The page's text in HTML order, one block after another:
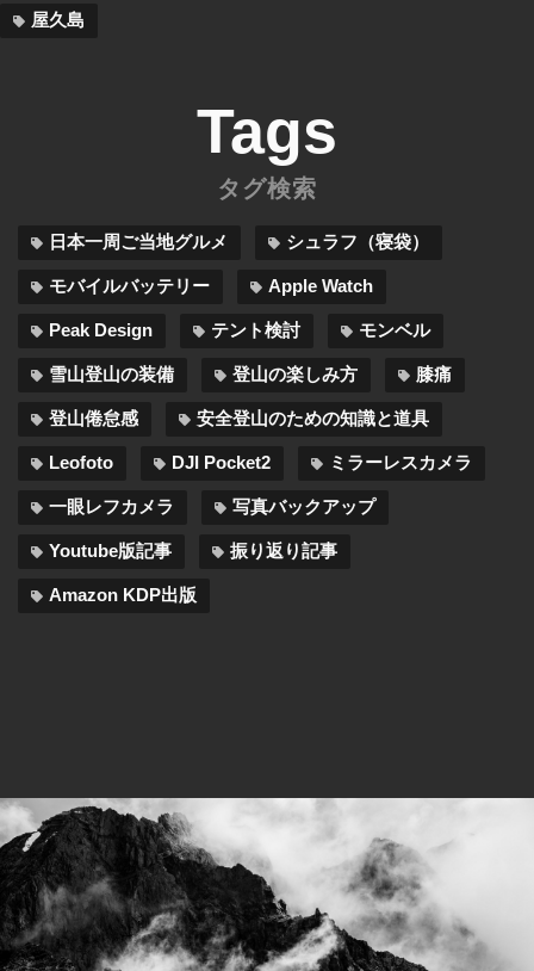
屋久島
Tags
タグ検索
日本一周ご当地グルメ シュラフ（寝袋）
モバイルバッテリー Apple Watch
Peak Design テント検討 モンベル
雪山登山の装備 登山の楽しみ方 膝痛
登山倦怠感 安全登山のための知識と道具
Leofoto DJI Pocket2 ミラーレスカメラ
一眼レフカメラ 写真バックアップ
Youtube版記事 振り返り記事
Amazon KDP出版